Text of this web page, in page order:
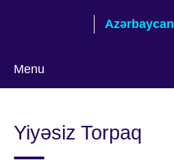
Azərbaycan
Menu
language
Yiyəsiz Torpaq